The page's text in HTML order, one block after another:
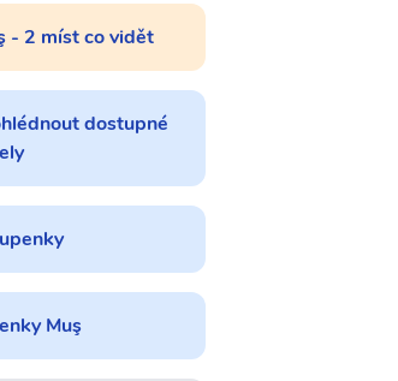
- 2 míst co vidět
dostupné
Muş